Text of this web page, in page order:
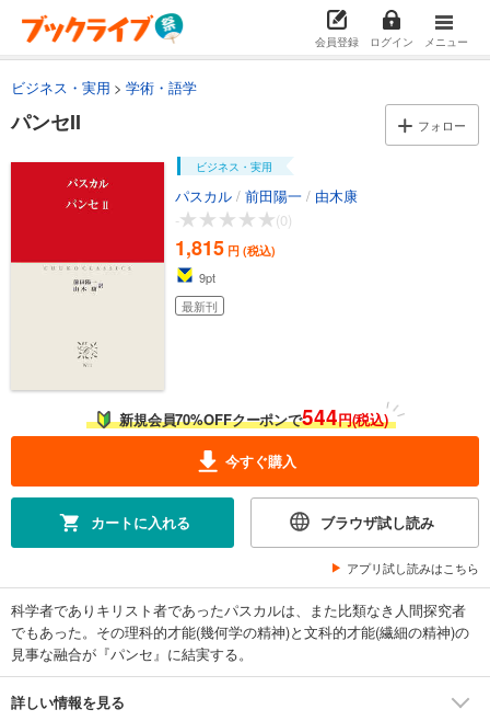
会員登録 ログイン メニュー
ビジネス・実用 学術・語学
パンセII フォロー
ビジネス・実用
パスカル / 前田陽一 / 由木康
-
(0)
1,815 円 (税込)
9pt
最新刊
新規会員70%OFFクーポンで544円(税込)
今すぐ購入
カートに入れる ブラウザ試し読み
アプリ試し読みはこちら
科学者でありキリスト者であったパスカルは、また比類なき人間探究者
でもあった。その理科的才能(幾何学の精神)と文科的才能(繊細の精神)の
見事な融合が『パンセ』に結実する。
詳しい情報を見る